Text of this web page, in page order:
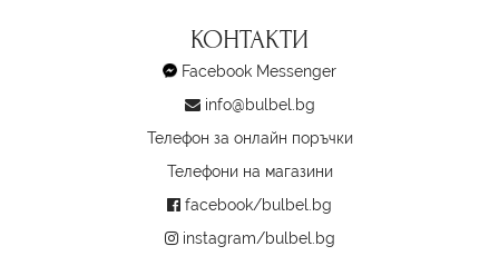
КОНТАКТИ
Facebook Messenger
info@bulbel.bg
Телефон за онлайн поръчки
Телефони на магазини
facebook/bulbel.bg
instagram/bulbel.bg